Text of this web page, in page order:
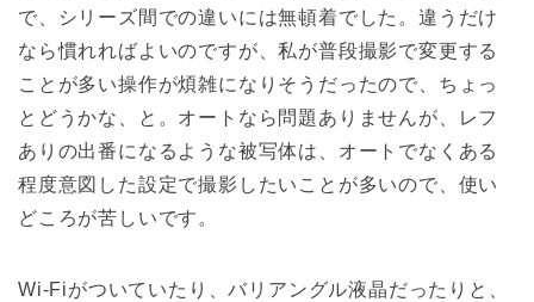
で、シリーズ間での違いには無頓着でした。違うだけ
なら慣れればよいのですが、私が普段撮影で変更する
ことが多い操作が煩雑になりそうだったので、ちょっ
とどうかな、と。オートなら問題ありませんが、レフ
ありの出番になるような被写体は、オートでなくある
程度意図した設定で撮影したいことが多いので、使い
どころが苦しいです。
Wi-Fiがついていたり、バリアングル液晶だったりと、